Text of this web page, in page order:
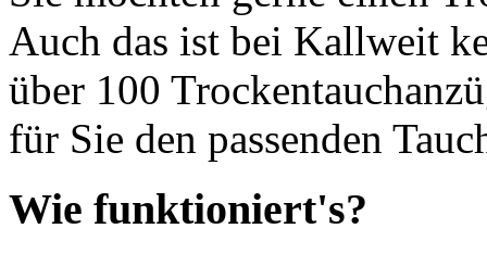
Auch das ist bei Kallweit
über 100
für Sie den passenden
Wie funktioniert's?